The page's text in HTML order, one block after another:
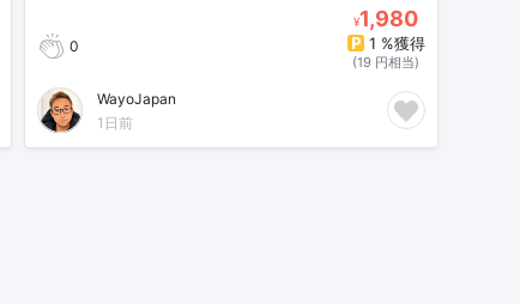
0
¥1,980
1 %獲得
(19 円相当)
WayoJapan
1日前